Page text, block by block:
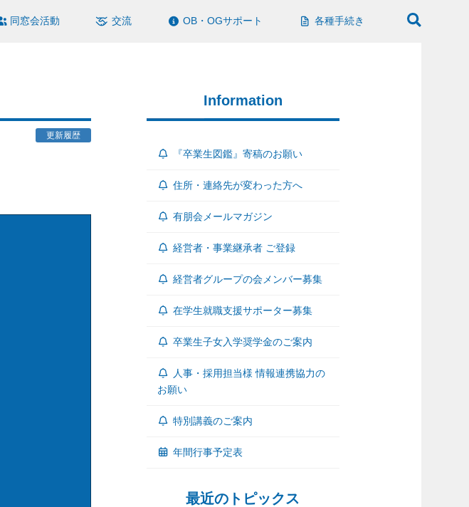
同窓会活動 交流 OB・OGサポート 各種手続き
更新履歴
Information
『卒業生図鑑』寄稿のお願い
住所・連絡先が変わった方へ
有朋会メールマガジン
経営者・事業継承者 ご登録
経営者グループの会メンバー募集
在学生就職支援サポーター募集
卒業生子女入学奨学金のご案内
人事・採用担当様 情報連携協力の
お願い
特別講義のご案内
年間行事予定表
最近のトピックス